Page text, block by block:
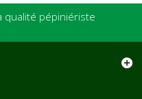
qualité pépiniériste